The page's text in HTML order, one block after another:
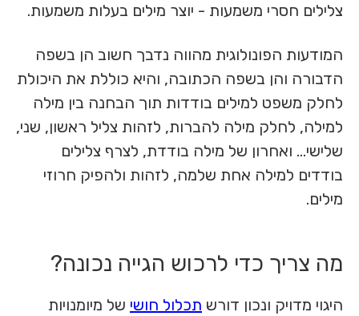
צלילים חסרי משמעות - יוצר מילים בעלות משמעות.
המודעות הפונולוגית מהווה נדבך חשוב הן בשפה
הדבורה והן בשפה הכתובה, והיא כוללת את היכולת
לחלק משפט למילים בודדות תוך הבחנה בין מילה
למילה, לחלק מילה להברות, לזהות צליל ראשון, שני,
שלישי... ואחרון של מילה בודדת, לצרף צלילים
בודדים למילה אחת שלמה, לזהות ולהפיק חרוזי
מילים.
מה צריך כדי לרכוש הגייה נכונה?
היגוי מדויק ונכון דורש תכלול חושי של מיומנויות